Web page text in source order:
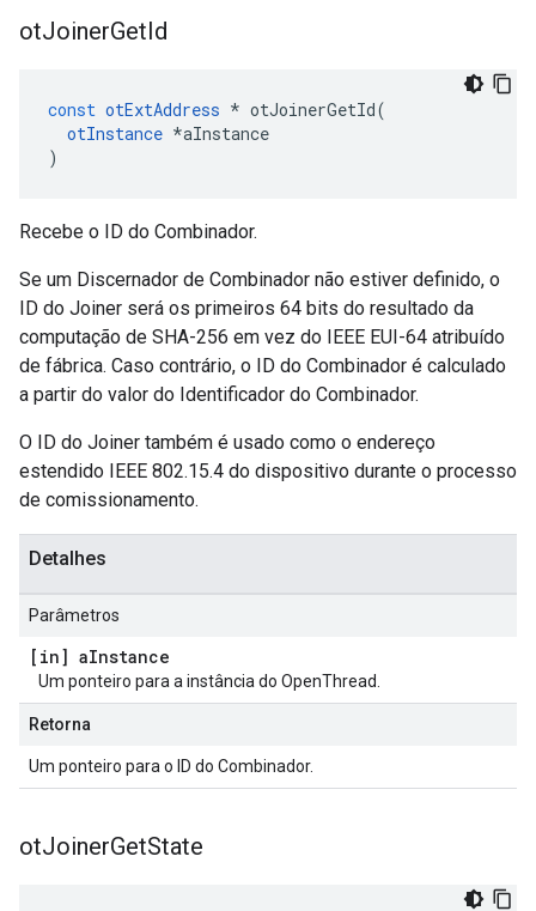
otJoinerGetId
const otExtAddress * otJoinerGetId(
otInstance *aInstance
)
Recebe o ID do Combinador.
Se um Discernador de Combinador não estiver definido, o
ID do Joiner será os primeiros 64 bits do resultado da
computação de SHA-256 em vez do IEEE EUI-64 atribuído
de fábrica. Caso contrário, o ID do Combinador é calculado
a partir do valor do Identificador do Combinador.
O ID do Joiner também é usado como o endereço
estendido IEEE 802.15.4 do dispositivo durante o processo
de comissionamento.
Detalhes
Parâmetros
[in] aInstance
Um ponteiro para a instância do OpenThread.
Retorna
Um ponteiro para o ID do Combinador.
otJoinerGetState